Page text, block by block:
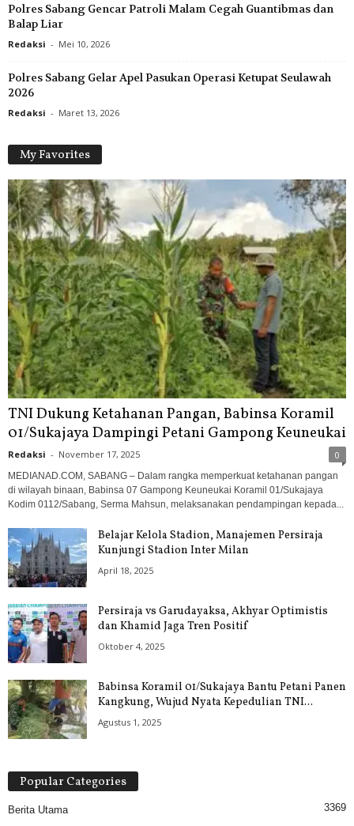
Polres Sabang Gencar Patroli Malam Cegah Guantibmas dan
Balap Liar
Redaksi - Mei 10, 2026
Polres Sabang Gelar Apel Pasukan Operasi Ketupat Seulawah
2026
Redaksi - Maret 13, 2026
My Favorites
TNI Dukung Ketahanan Pangan, Babinsa Koramil
01/Sukajaya Dampingi Petani Gampong Keuneukai
Redaksi - November 17, 2025 0
MEDIANAD.COM, SABANG – Dalam rangka memperkuat ketahanan pangan
di wilayah binaan, Babinsa 07 Gampong Keuneukai Koramil 01/Sukajaya
Kodim 0112/Sabang, Serma Mahsun, melaksanakan pendampingan kepada...
Belajar Kelola Stadion, Manajemen Persiraja
Kunjungi Stadion Inter Milan
April 18, 2025
Persiraja vs Garudayaksa, Akhyar Optimistis
dan Khamid Jaga Tren Positif
Oktober 4, 2025
Babinsa Koramil 01/Sukajaya Bantu Petani Panen
Kangkung, Wujud Nyata Kepedulian TNI...
Agustus 1, 2025
Popular Categories
Berita Utama
3369